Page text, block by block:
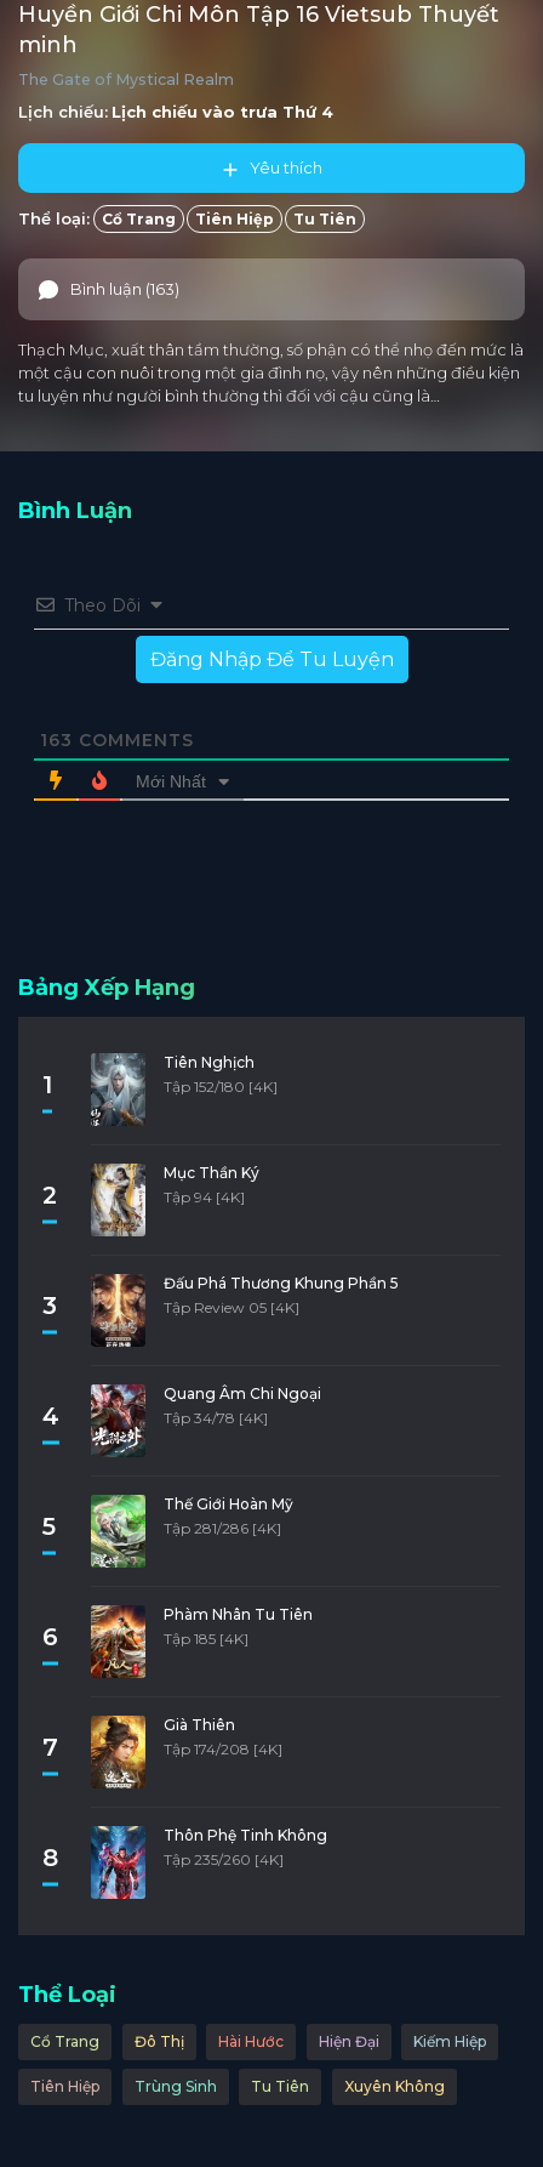
Huyền Giới Chi Môn Tập 16 Vietsub Thuyết
minh
The Gate of Mystical Realm
Lịch chiếu: Lịch chiếu vào trưa Thứ 4
Yêu thích
Thể loại: Cổ Trang Tiên Hiệp Tu Tiên
Bình luận (163)
Thạch Mục, xuất thân tầm thường, số phận có thể nhọ đến mức là
một cậu con nuôi trong một gia đình nọ, vậy nên những điều kiện
tu luyện như người bình thường thì đối với cậu cũng là…
Bình Luận
Theo Dõi
Đăng Nhập Để Tu Luyện
163 COMMENTS
Mới Nhất
Bảng Xếp Hạng
1
Tiên Nghịch
Tập 152/180 [4K]
2
Mục Thần Ký
Tập 94 [4K]
3
Đấu Phá Thương Khung Phần 5
Tập Review 05 [4K]
4
Quang Âm Chi Ngoại
Tập 34/78 [4K]
5
Thế Giới Hoàn Mỹ
Tập 281/286 [4K]
6
Phàm Nhân Tu Tiên
Tập 185 [4K]
7
Già Thiên
Tập 174/208 [4K]
8
Thôn Phệ Tinh Không
Tập 235/260 [4K]
Thể Loại
Cổ Trang Đô Thị Hài Hước Hiện Đại Kiếm Hiệp
Tiên Hiệp Trùng Sinh Tu Tiên Xuyên Không